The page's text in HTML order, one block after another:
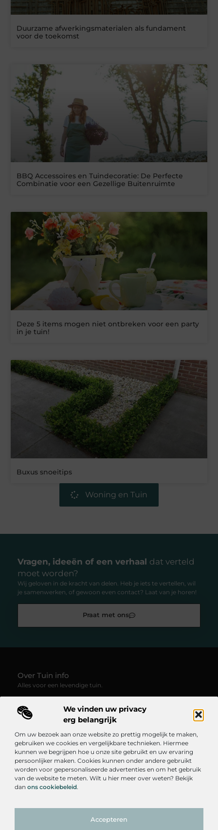
We vinden uw privacy
erg belangrijk
Om uw bezoek aan onze website zo prettig mogelijk te maken,
gebruiken we cookies en vergelijkbare technieken. Hiermee
kunnen we begrijpen hoe u onze site gebruikt en uw ervaring
persoonlijker maken. Cookies kunnen onder andere gebruikt
worden voor gepersonaliseerde advertenties en om het gebruik
van de website te meten. Wilt u hier meer over weten? Bekijk
dan ons cookiebeleid.
Accepteren
Duurzame afwerkingsmaterialen als fundament
voor de toekomst
BBQ Accessoires en Tuindecoratie: De Perfecte
Combinatie voor een Gezellige Buitenruimte
Deze 5 items mogen niet ontbreken voor een party
in je tuin!
Buxus snoeitips
Woning en Tuin
Vragen, ideeën of een verhaal dat verteld
moet worden?
Wij geloven in de kracht van delen. Heb je iets te vertellen, wil
je samenwerken, of gewoon even contact? Laat van je horen!
Praat met ons
Over Tuin info
Alles voor een levendige tuin.
inspiratie, praktische tips en creatieve ideeën voor
tuinliefhebbers. Ontdek hoe je van elke buitenruimte een plek
Onze informatie
Bericht categorie